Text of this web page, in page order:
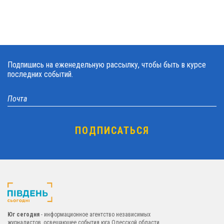
Подпишись на еженедельную рассылку, чтобы быть в курсе
последних событий.
Юг сегодня - информационное агентство независимых